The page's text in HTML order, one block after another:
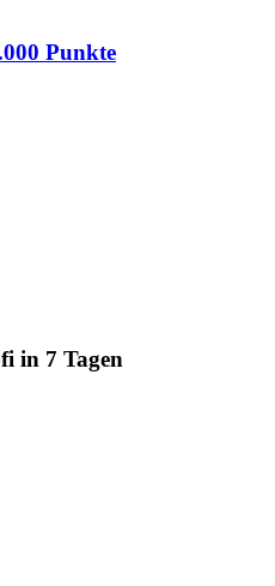
Punkte
in 7 Tagen